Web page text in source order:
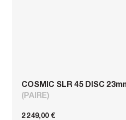
COSMIC SLR 45 DISC
(PAIRE)
2 249,00 €